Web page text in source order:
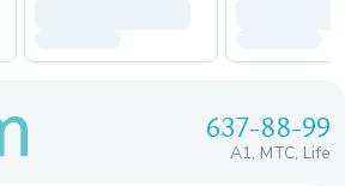
637-88-99
A1, МТС, Life